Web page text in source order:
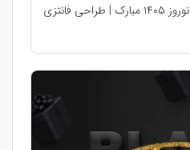
دانلود طرح لایه باز تایپوگرافی نوروز ۱۴۰۵ مبارک | طراحی فانتزی